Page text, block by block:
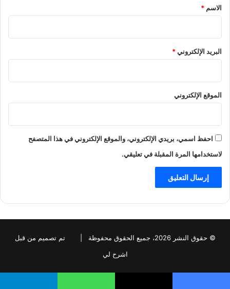
*
الاسم *
البريد الإلكتروني*
الموقع الإلكتروني
احفظ اسمي، بريدي الإلكتروني، والموقع الإلكتروني في هذا المتصفح
لاستخدامها المرة المقبلة في تعليقي.
© حقوق النشر 2026، جميع الحقوق محفوظة |
تم تصميم من قبل
اشرح لي